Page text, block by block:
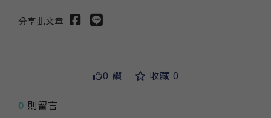
分享此文章
0 讚 收藏 0
0 則留言